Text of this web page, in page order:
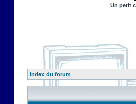
Un petit
Index du forum